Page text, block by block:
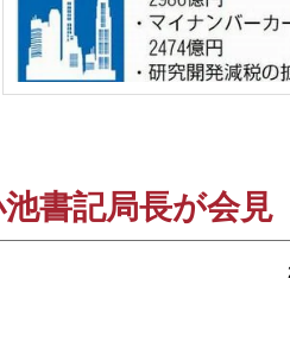
書記局長が会見